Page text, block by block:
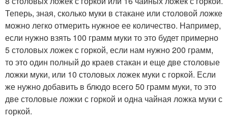
Теперь, зная, сколько муки в стакане или столовой ложке
можно легко отмерить нужное ее количество. Например,
если нужно взять 100 грамм муки то это будет примерно
5 столовых ложек с горкой, если нам нужно 200 грамм,
то это один полный до краев стакан и еще две столовые
ложки муки, или 10 столовых ложек муки с горкой. Если
же нужно добавить в блюдо всего 50 грамм муки, то это
две столовые ложки с горкой и одна чайная ложка муки с
горкой.